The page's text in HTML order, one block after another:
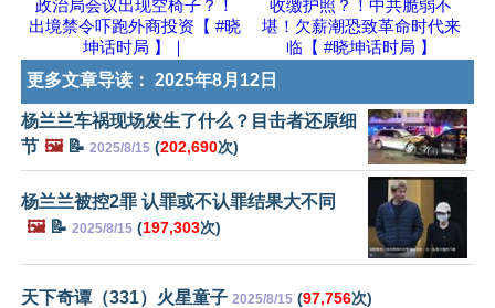
政治局会议出现空椅子？！
出境禁令吓跑外商投资【 #晓
坤话时局 】｜
收缴护照？！中共脆弱不
堪！欠薪潮恐致革命时代来
临【 #晓坤话时局 】
更多文章导读： 2025年8月12日
杨兰兰车祸现场发生了什么？目击者还原细
节 🖼️📝 2025/8/15 (202,690次)
杨兰兰被控2罪 认罪或不认罪结果大不同
🖼️📝 2025/8/15 (197,303次)
天下奇谭（331）火星童子 2025/8/15 (97,756次)